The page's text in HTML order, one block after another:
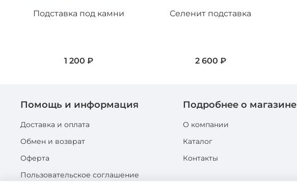
Подставка под камни
1 200 ₽
Селенит подставка
2 600 ₽
Помощь и информация
Доставка и оплата
Обмен и возврат
Оферта
Пользовательское соглашение
Подробнее о магазине
О компании
Каталог
Контакты